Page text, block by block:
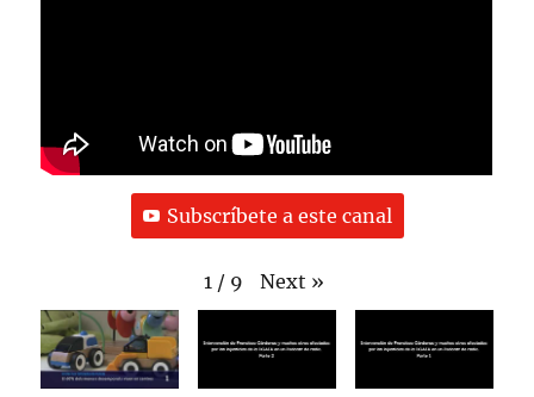
Subscríbete a este canal
1 / 9 Next »